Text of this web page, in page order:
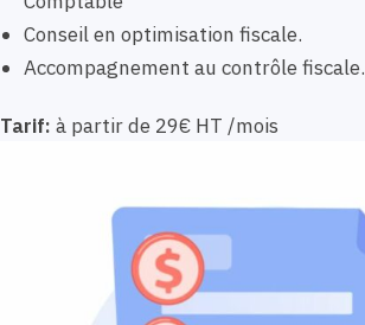
Conseil en optimisation fiscale.
Accompagnement au contrôle fiscale.
Tarif: à partir de 29€ HT /mois